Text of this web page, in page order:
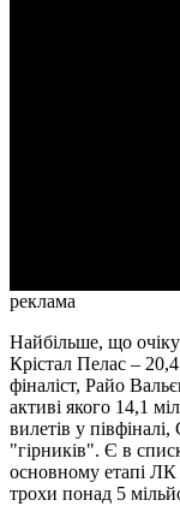
реклама
Найбільше, що
Крістал Пелас –
фіналіст, Райо
активі якого 14,1
вилетів у
"гірників". Є в
основному етапі ЛК
трохи понад 5